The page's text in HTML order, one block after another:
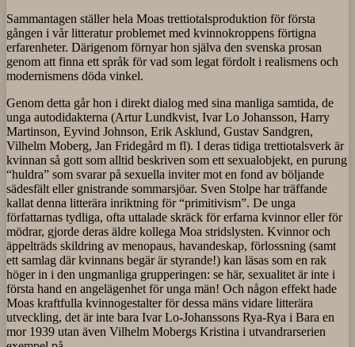
Sammantagen ställer hela Moas trettiotalsproduktion för första
gången i vår litteratur problemet med kvinnokroppens förtigna
erfarenheter. Därigenom förnyar hon själva den svenska prosan
genom att finna ett språk för vad som legat fördolt i realismens och
modernismens döda vinkel.
Genom detta går hon i direkt dialog med sina manliga samtida, de
unga autodidakterna (Artur Lundkvist, Ivar Lo Johansson, Harry
Martinson, Eyvind Johnson, Erik Asklund, Gustav Sandgren,
Vilhelm Moberg, Jan Fridegård m fl). I deras tidiga trettiotalsverk är
kvinnan så gott som alltid beskriven som ett sexualobjekt, en purung
“huldra” som svarar på sexuella inviter mot en fond av böljande
sädesfält eller gnistrande sommarsjöar. Sven Stolpe har träffande
kallat denna litterära inriktning för “primitivism”. De unga
författarnas tydliga, ofta uttalade skräck för erfarna kvinnor eller för
mödrar, gjorde deras äldre kollega Moa stridslysten. Kvinnor och
äppelträds skildring av menopaus, havandeskap, förlossning (samt
ett samlag där kvinnans begär är styrande!) kan läsas som en rak
höger in i den ungmanliga grupperingen: se här, sexualitet är inte i
första hand en angelägenhet för unga män! Och någon effekt hade
Moas kraftfulla kvinnogestalter för dessa mäns vidare litterära
utveckling, det är inte bara Ivar Lo-Johanssons Rya-Rya i Bara en
mor 1939 utan även Vilhelm Mobergs Kristina i utvandrarserien